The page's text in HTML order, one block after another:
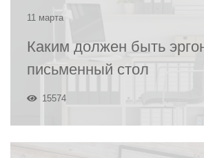
11 марта
Каким должен быть
письменный стол
15574